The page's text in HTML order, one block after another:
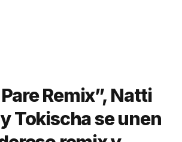
Remix”, Natti
Tokischa se unen